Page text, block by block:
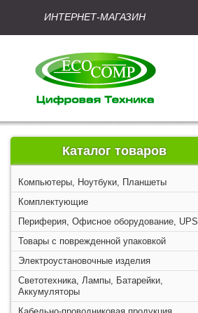
ИНТЕРНЕТ-МАГАЗИН
Каталог товаров
Компьютеры, Ноутбуки, Планшеты
Комплектующие
Периферия, Офисное оборудование, UPS
Товары с поврежденной упаковкой
Электроустановочные изделия
Светотехника, Лампы, Батарейки,
Аккумуляторы